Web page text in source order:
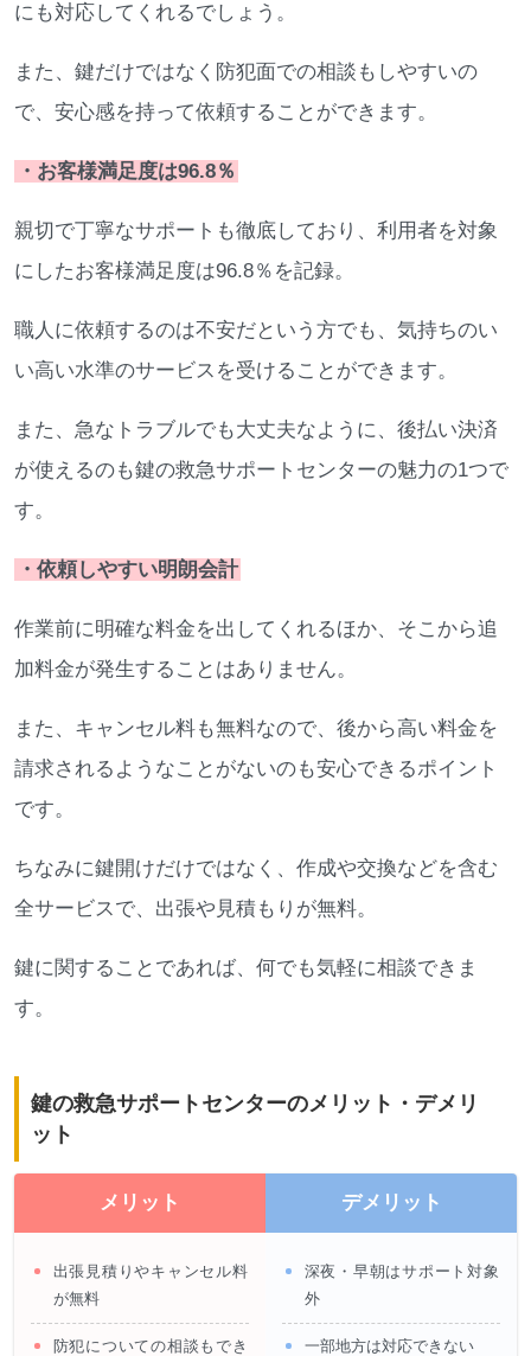
にも対応してくれるでしょう。
また、鍵だけではなく防犯面での相談もしやすいの
で、安心感を持って依頼することができます。
・お客様満足度は96.8％
親切で丁寧なサポートも徹底しており、利用者を対象
にしたお客様満足度は96.8％を記録。
職人に依頼するのは不安だという方でも、気持ちのい
い高い水準のサービスを受けることができます。
また、急なトラブルでも大丈夫なように、後払い決済
が使えるのも鍵の救急サポートセンターの魅力の1つで
す。
・依頼しやすい明朗会計
作業前に明確な料金を出してくれるほか、そこから追
加料金が発生することはありません。
また、キャンセル料も無料なので、後から高い料金を
請求されるようなことがないのも安心できるポイント
です。
ちなみに鍵開けだけではなく、作成や交換などを含む
全サービスで、出張や見積もりが無料。
鍵に関することであれば、何でも気軽に相談できま
す。
鍵の救急サポートセンターのメリット・デメリ
ット
メリット
出張見積りやキャンセル料
が無料
防犯についての相談もでき
デメリット
深夜・早朝はサポート対象
外
一部地方は対応できない